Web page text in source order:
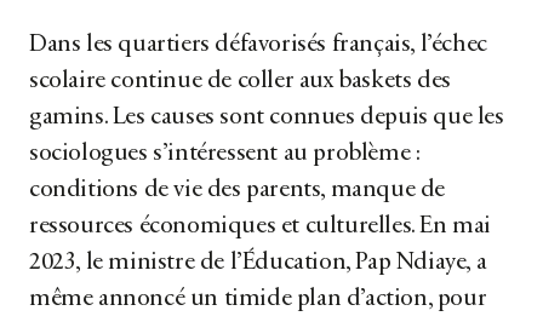
Dans les quartiers défavorisés français, l’échec
scolaire continue de coller aux baskets des
gamins. Les causes sont connues depuis que les
sociologues s’intéressent au problème :
conditions de vie des parents, manque de
ressources économiques et culturelles. En mai
2023, le ministre de l’Éducation, Pap Ndiaye, a
même annoncé un timide plan d’action, pour